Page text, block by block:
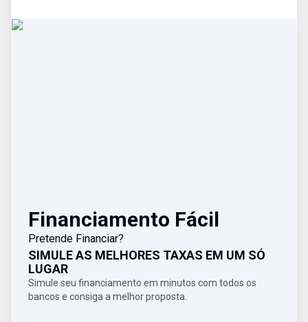
Financiamento Fácil
Pretende Financiar?
SIMULE AS MELHORES TAXAS EM UM SÓ
LUGAR
Simule seu financiamento em minutos com todos os
bancos e consiga a melhor proposta.